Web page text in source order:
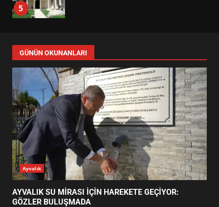
5
6
TURNUVASI KAYITLARI NEYİ
DEĞİŞTİRİYOR?
7
BURHANİYE BELEDİYESPOR’DA
YENİ YÖNETİM NASIL
ŞEKİLLENDİ?
1
AYVALIK SU MİRASI İÇİN
HAREKETE GEÇİYOR: GÖZLER
BULUŞMADA
GÜNÜN OKUNANLARI
Ayvalık
AYVALIK SU MİRASI İÇİN HAREKETE GEÇİYOR:
GÖZLER BULUŞMADA